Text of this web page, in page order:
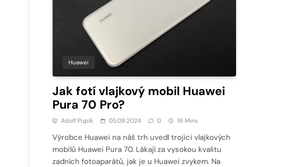
Huawei
Jak fotí vlajkový mobil Huawei
Pura 70 Pro?
Adolf Pupík 05.09.2024 0 16 Mins
Výrobce Huawei na náš trh uvedl trojici vlajkových
mobilů Huawei Pura 70. Lákají za vysokou kvalitu
zadních fotoaparátů, jak je u Huawei zvykem. Na